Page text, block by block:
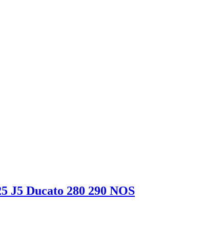
J5 Ducato 280 290 NOS